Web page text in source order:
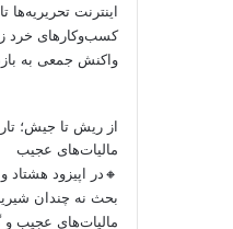
اینترنت
کسب‌وکارهای خرد
واکنش جمعی به
از ریش تا جیش؛
مالیات‌های عجیب
🔸در اپیزود هشتاد
بحث نه چندان
مالیات‌های عجیب و